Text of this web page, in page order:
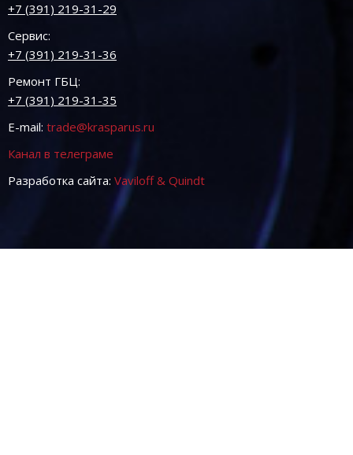
+7 (391) 219-31-29
Сервис:
+7 (391) 219-31-36
Ремонт ГБЦ:
+7 (391) 219-31-35
E-mail: trade@krasparus.ru
Канал в телеграме
Разработка сайта: Vaviloff & Quindt